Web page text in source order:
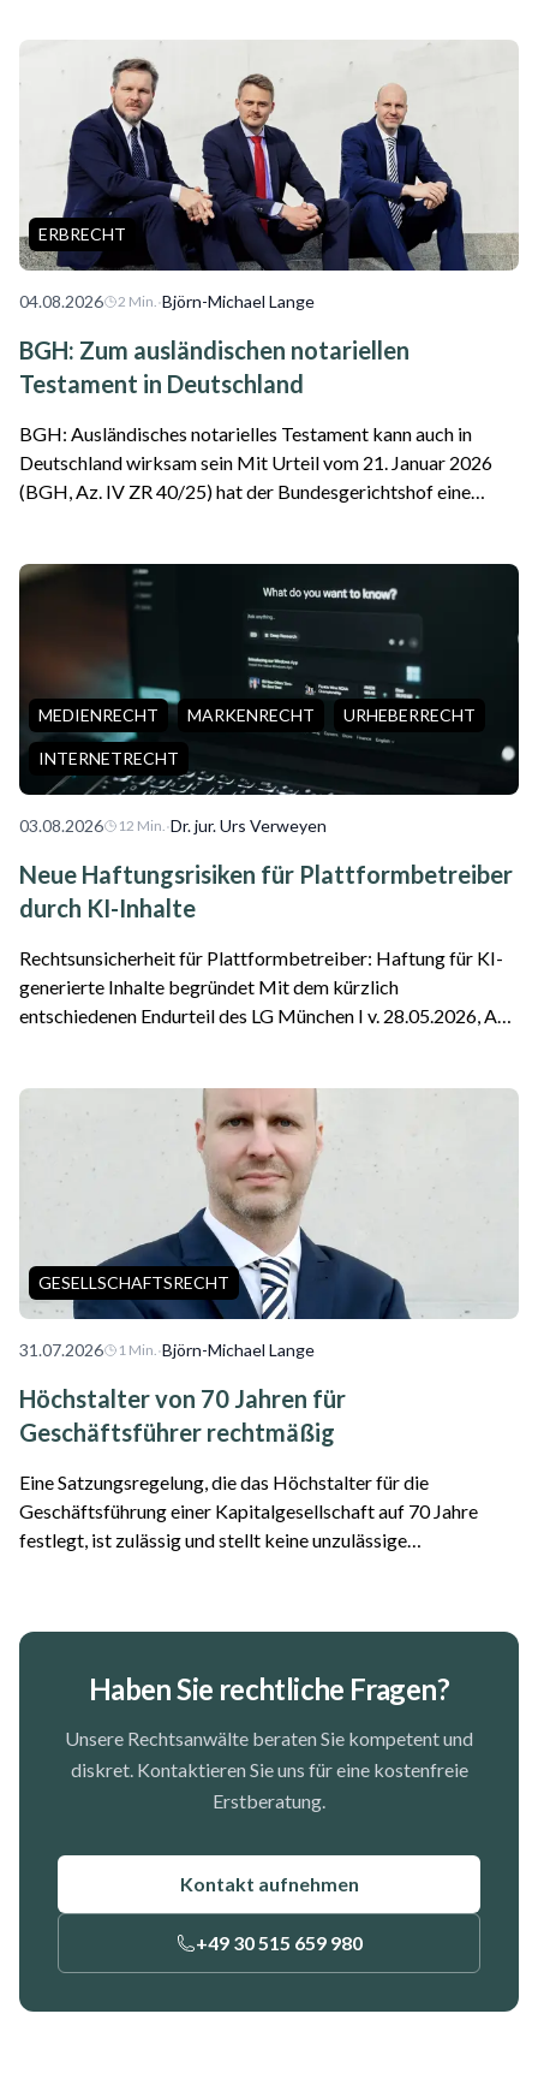
ERBRECHT
04.08.2026 2 Min. ·Björn-Michael Lange
BGH: Zum ausländischen notariellen
Testament in Deutschland
BGH: Ausländisches notarielles Testament kann auch in
Deutschland wirksam sein Mit Urteil vom 21. Januar 2026
(BGH, Az. IV ZR 40/25) hat der Bundesgerichtshof eine
MEDIENRECHT MARKENRECHT URHEBERRECHT
INTERNETRECHT
03.08.2026 12 Min. ·Dr. jur. Urs Verweyen
Neue Haftungsrisiken für Plattformbetreiber
durch KI-Inhalte
Rechtsunsicherheit für Plattformbetreiber: Haftung für KI-
generierte Inhalte begründet Mit dem kürzlich
entschiedenen Endurteil des LG München I v. 28.05.2026, Az.
GESELLSCHAFTSRECHT
31.07.2026 1 Min. ·Björn-Michael Lange
Höchstalter von 70 Jahren für
Geschäftsführer rechtmäßig
Eine Satzungsregelung, die das Höchstalter für die
Geschäftsführung einer Kapitalgesellschaft auf 70 Jahre
festlegt, ist zulässig und stellt keine unzulässige
Haben Sie rechtliche Fragen?
Unsere Rechtsanwälte beraten Sie kompetent und
diskret. Kontaktieren Sie uns für eine kostenfreie
Erstberatung.
Kontakt aufnehmen
+49 30 515 659 980